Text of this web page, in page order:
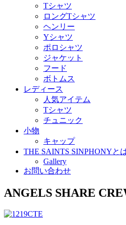
Tシャツ
ロングTシャツ
ヘンリー
Yシャツ
ポロシャツ
ジャケット
フード
ボトムス
レディース
人気アイテム
Tシャツ
チュニック
小物
キャップ
THE SAINTS SINPHONYと
Gallery
お問い合わせ
ANGELS SHARE